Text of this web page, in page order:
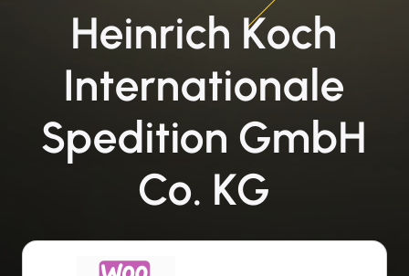
Heinrich Koch
Internationale
Spedition GmbH
Co. KG